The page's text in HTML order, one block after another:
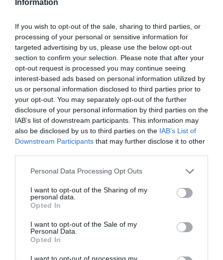
Information
If you wish to opt-out of the sale, sharing to third parties, or
processing of your personal or sensitive information for
targeted advertising by us, please use the below opt-out
section to confirm your selection. Please note that after your
opt-out request is processed you may continue seeing
interest-based ads based on personal information utilized by
us or personal information disclosed to third parties prior to
your opt-out. You may separately opt-out of the further
disclosure of your personal information by third parties on the
IAB’s list of downstream participants. This information may
also be disclosed by us to third parties on the IAB’s List of
Downstream Participants that may further disclose it to other
Personal Data Processing Opt Outs
I want to opt-out of the Sharing of my
personal data.
Opted In
I want to opt-out of the Sale of my
Personal Data.
Opted In
I want to opt-out of processing my
Comertia alerta de afectaciones en
empresas detallistas por la guerra de Irán
Por sectores, destaca el crecimiento de los
cultura (+8,9%). El indicador del pequeño
comercio de Comertia es un informe mensual que
se basa en una encuesta en línea a empresarios
VIA Empresa
como fuente preferida